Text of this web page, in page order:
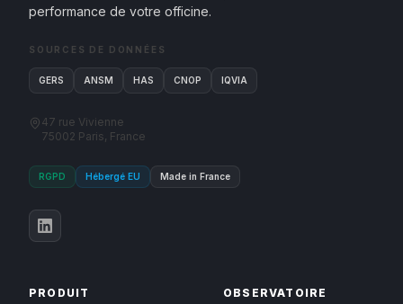
performance de votre officine.
SOURCES DE DONNÉES
GERS ANSM HAS CNOP IQVIA
47 rue Vivienne
75002 Paris, France
RGPD Hébergé EU Made in France
PRODUIT OBSERVATOIRE